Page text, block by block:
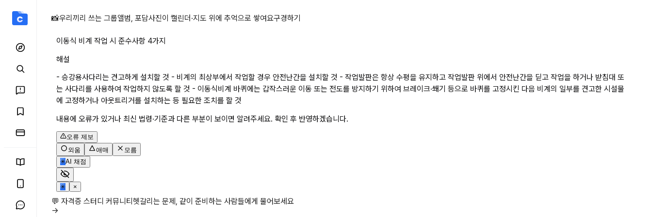
이동식 비계 작업 시 준수사항 4가지 상세 페이지
📸우리끼리 쓰는 그룹앨범, 포담사진이 캘린더·지도 위에 추억으로 쌓여요구경하기
이동식 비계 작업 시 준수사항 4가지
해설
- 승강용사다리는 견고하게 설치할 것 - 비계의 최상부에서 작업할 경우 안전난간을 설치할 것 - 작업발판은 항상 수평을 유지하고 작업발판 위에서 안전난간을 딛고 작업을 하거나 받침대 또
는 사다리를 사용하여 작업하지 않도록 할 것 - 이동식비계 바퀴에는 갑작스러운 이동 또는 전도를 방지하기 위하여 브레이크·쐐기 등으로 바퀴를 고정시킨 다음 비계의 일부를 견고한 시설물
에 고정하거나 아웃트리거를 설치하는 등 필요한 조치를 할 것
내용에 오류가 있거나 최신 법령·기준과 다른 부분이 보이면 알려주세요. 확인 후 반영하겠습니다.
오류 제보
외움
애매
모름
✳AI 채점
✳ ×
💬 자격증 스터디 커뮤니티헷갈리는 문제, 같이 준비하는 사람들에게 물어보세요
→